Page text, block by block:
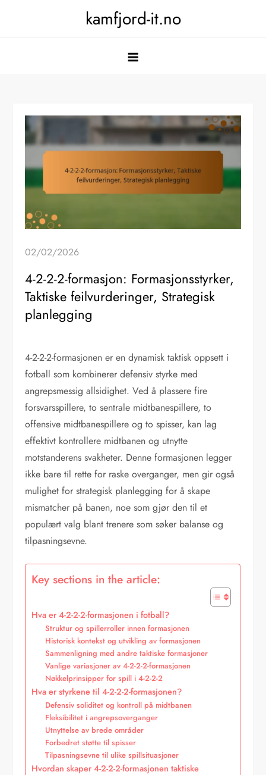
kamfjord-it.no
02/02/2026
4-2-2-2-formasjon: Formasjonsstyrker,
Taktiske feilvurderinger, Strategisk
planlegging
4-2-2-2-formasjonen er en dynamisk taktisk oppsett i
fotball som kombinerer defensiv styrke med
angrepsmessig allsidighet. Ved å plassere fire
forsvarsspillere, to sentrale midtbanespillere, to
offensive midtbanespillere og to spisser, kan lag
effektivt kontrollere midtbanen og utnytte
motstanderens svakheter. Denne formasjonen legger
ikke bare til rette for raske overganger, men gir også
mulighet for strategisk planlegging for å skape
mismatcher på banen, noe som gjør den til et
populært valg blant trenere som søker balanse og
tilpasningsevne.
Key sections in the article:
Hva er 4-2-2-2-formasjonen i fotball?
Struktur og spillerroller innen formasjonen
Historisk kontekst og utvikling av formasjonen
Sammenligning med andre taktiske formasjoner
Vanlige variasjoner av 4-2-2-2-formasjonen
Nøkkelprinsipper for spill i 4-2-2-2
Hva er styrkene til 4-2-2-2-formasjonen?
Defensiv soliditet og kontroll på midtbanen
Fleksibilitet i angrepsoverganger
Utnyttelse av brede områder
Forbedret støtte til spisser
Tilpasningsevne til ulike spillsituasjoner
Hvordan skaper 4-2-2-2-formasjonen taktiske